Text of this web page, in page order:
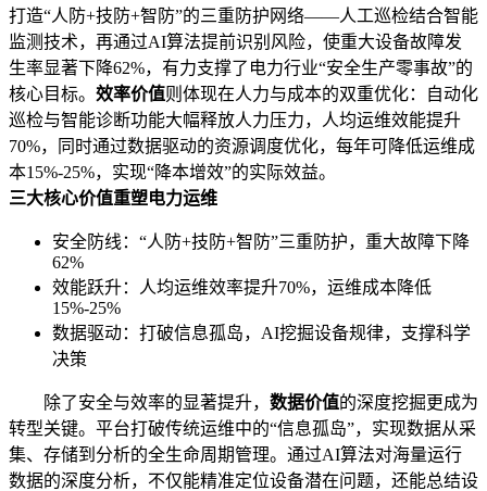
打造“人防+技防+智防”的三重防护网络——人工巡检结合智能
监测技术，再通过AI算法提前识别风险，使重大设备故障发
生率显著下降62%，有力支撑了电力行业“安全生产零事故”的
核心目标。 效率价值则体现在人力与成本的双重优化：自动化
巡检与智能诊断功能大幅释放人力压力，人均运维效能提升
70%，同时通过数据驱动的资源调度优化，每年可降低运维成
本15%-25%，实现“降本增效”的实际效益。
三大核心价值重塑电力运维
安全防线：“人防+技防+智防”三重防护，重大故障下降
62%
效能跃升：人均运维效率提升70%，运维成本降低
15%-25%
数据驱动：打破信息孤岛，AI挖掘设备规律，支撑科学
决策
除了安全与效率的显著提升， 数据价值的深度挖掘更成为
转型关键。平台打破传统运维中的“信息孤岛”，实现数据从采
集、存储到分析的全生命周期管理。通过AI算法对海量运行
数据的深度分析，不仅能精准定位设备潜在问题，还能总结设